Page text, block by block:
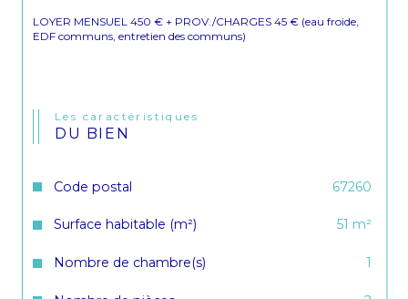
LOYER MENSUEL 450 € + PROV./CHARGES 45 € (eau froide,
EDF communs, entretien des communs)
Les caractéristiques
DU BIEN
Code postal 67260
Surface habitable (m²) 51 m²
Nombre de chambre(s) 1